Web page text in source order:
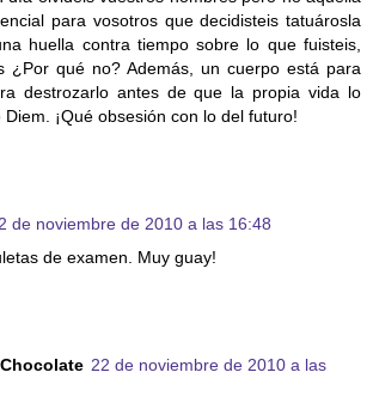
para vosotros que decidisteis tatuárosla
huella contra tiempo sobre lo que fuisteis,
¿Por qué no? Además, un cuerpo está para
destrozarlo antes de que la propia vida lo
Diem. ¡Qué obsesión con lo del futuro!
de noviembre de 2010 a las 16:48
de examen. Muy guay!
22 de noviembre de 2010 a las